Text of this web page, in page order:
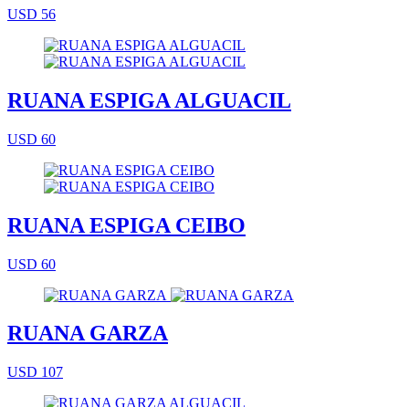
USD 56
RUANA ESPIGA ALGUACIL
USD 60
RUANA ESPIGA CEIBO
USD 60
RUANA GARZA
USD 107